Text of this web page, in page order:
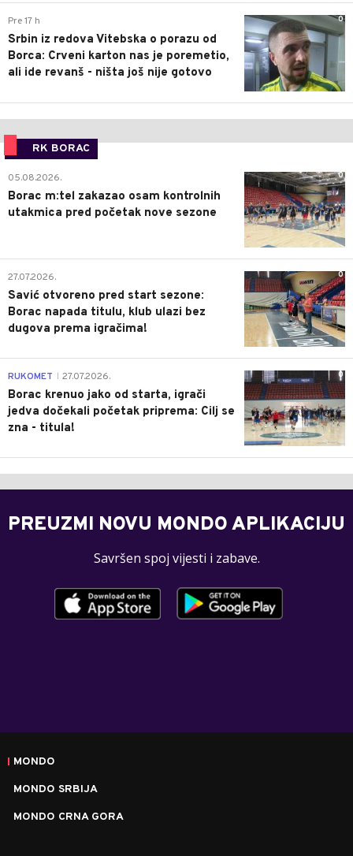
0
Pre 17 h
Srbin iz redova Vitebska o porazu od
Borca: Crveni karton nas je poremetio,
ali ide revanš - ništa još nije gotovo
RK BORAC
0
05.08.2026.
Borac m:tel zakazao osam kontrolnih
utakmica pred početak nove sezone
0
27.07.2026.
Savić otvoreno pred start sezone:
Borac napada titulu, klub ulazi bez
dugova prema igračima!
0
RUKOMET 27.07.2026.
Borac krenuo jako od starta, igrači
jedva dočekali početak priprema: Cilj se
zna - titula!
PREUZMI NOVU MONDO APLIKACIJU
Savršen spoj vijesti i zabave.
MONDO
MONDO SRBIJA
MONDO CRNA GORA